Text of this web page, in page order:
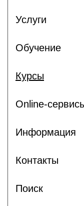
Услуги
Обучение
Курсы
Online-
Информация
Контакты
Поиск